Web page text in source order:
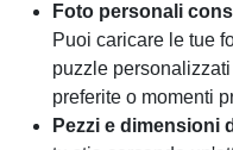
Foto personali
Puoi caricare le tue
puzzle
preferite o momenti
Pezzi e dimensioni